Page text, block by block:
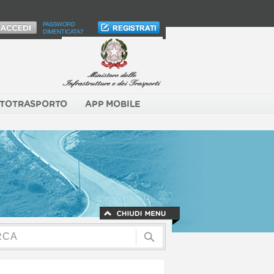
PASSWORD
DIMENTICATA?
APP MOBILE